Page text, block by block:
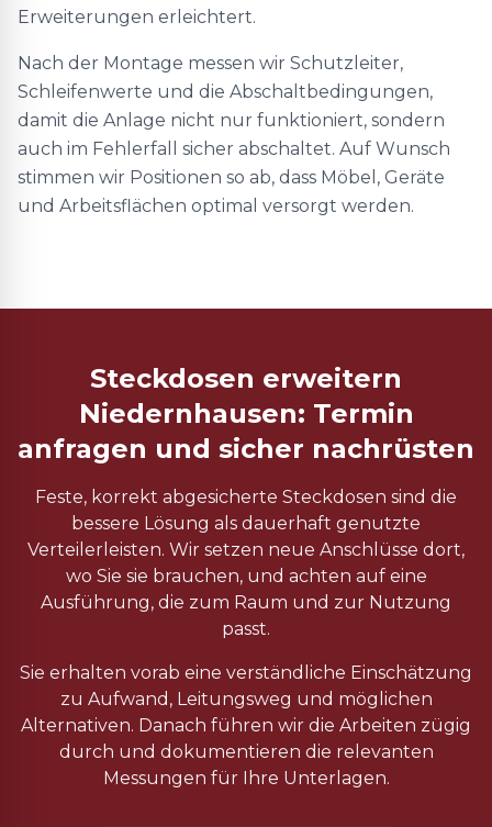
Erweiterungen erleichtert.
Nach der Montage messen wir Schutzleiter,
Schleifenwerte und die Abschaltbedingungen,
damit die Anlage nicht nur funktioniert, sondern
auch im Fehlerfall sicher abschaltet. Auf Wunsch
stimmen wir Positionen so ab, dass Möbel, Geräte
und Arbeitsflächen optimal versorgt werden.
Steckdosen erweitern
Niedernhausen: Termin
anfragen und sicher nachrüsten
Feste, korrekt abgesicherte Steckdosen sind die
bessere Lösung als dauerhaft genutzte
Verteilerleisten. Wir setzen neue Anschlüsse dort,
wo Sie sie brauchen, und achten auf eine
Ausführung, die zum Raum und zur Nutzung
passt.
Sie erhalten vorab eine verständliche Einschätzung
zu Aufwand, Leitungsweg und möglichen
Alternativen. Danach führen wir die Arbeiten zügig
durch und dokumentieren die relevanten
Messungen für Ihre Unterlagen.